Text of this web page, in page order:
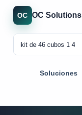
OC OC Solutions
Soluciones